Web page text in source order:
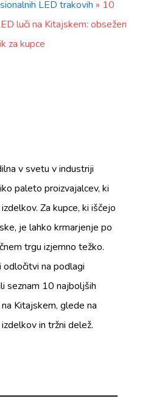
LED trakovih » 10
luči na Kitajskem: obsežen
za kupce
v svetu v industriji
paleto proizvajalcev, ki
Za kupce, ki iščejo
je lahko krmarjenje po
trgu izjemno težko.
odločitvi na podlagi
seznam 10 najboljših
na Kitajskem, glede na
in tržni delež.